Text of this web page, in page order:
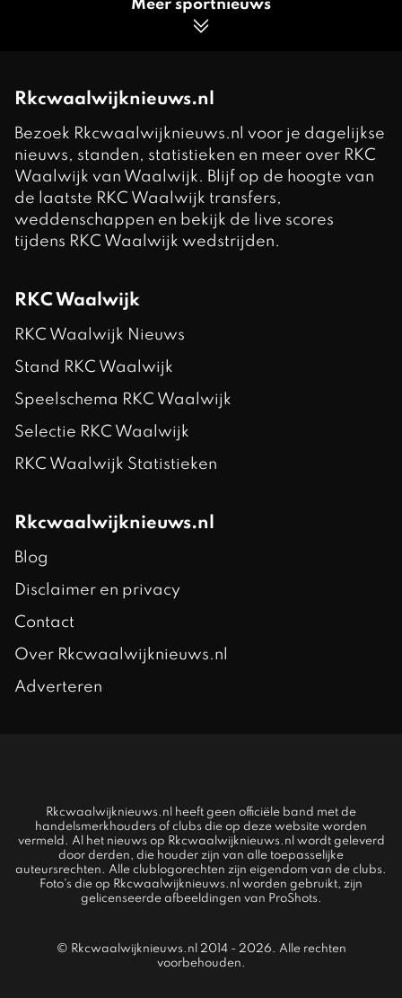
Meer sportnieuws
Rkcwaalwijknieuws.nl
Bezoek Rkcwaalwijknieuws.nl voor je dagelijkse
nieuws, standen, statistieken en meer over RKC
Waalwijk van Waalwijk. Blijf op de hoogte van
de laatste RKC Waalwijk transfers,
weddenschappen en bekijk de live scores
tijdens RKC Waalwijk wedstrijden.
RKC Waalwijk
RKC Waalwijk Nieuws
Stand RKC Waalwijk
Speelschema RKC Waalwijk
Selectie RKC Waalwijk
RKC Waalwijk Statistieken
Rkcwaalwijknieuws.nl
Blog
Disclaimer en privacy
Contact
Over Rkcwaalwijknieuws.nl
Adverteren
Rkcwaalwijknieuws.nl heeft geen officiële band met de
handelsmerkhouders of clubs die op deze website worden
vermeld. Al het nieuws op Rkcwaalwijknieuws.nl wordt geleverd
door derden, die houder zijn van alle toepasselijke
auteursrechten. Alle clublogorechten zijn eigendom van de clubs.
Foto's die op Rkcwaalwijknieuws.nl worden gebruikt, zijn
gelicenseerde afbeeldingen van ProShots.
© Rkcwaalwijknieuws.nl 2014 - 2026. Alle rechten
voorbehouden.